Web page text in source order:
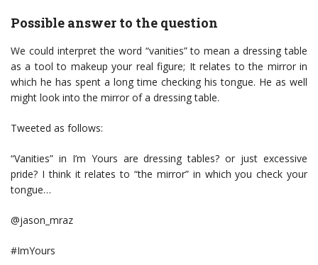
Possible answer to the question
We could interpret the word “vanities” to mean a dressing table
as a tool to makeup your real figure; It relates to the mirror in
which he has spent a long time checking his tongue. He as well
might look into the mirror of a dressing table.
Tweeted as follows:
“Vanities” in I’m Yours are dressing tables? or just excessive
pride? I think it relates to “the mirror” in which you check your
tongue…
@jason_mraz
#ImYours